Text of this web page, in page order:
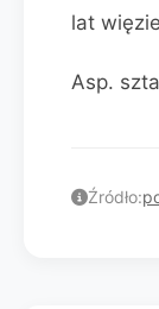
lat
Asp.
Źródło: